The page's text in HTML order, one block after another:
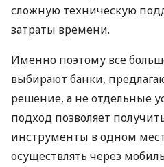
сложную техническую
затраты времени.
Именно поэтому все
выбирают банки,
решение, а не отдельные
подход позволяет
инструменты в одном
осуществлять через